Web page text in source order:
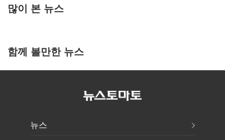
많이 본 뉴스
함께 볼만한 뉴스
뉴스